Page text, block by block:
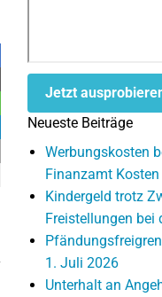
Jetzt
Neueste Beiträge
Werbungskosten
Finanzamt
Kindergeld trotz
Freistellungen bei
1. Juli 2026
Unterhalt an